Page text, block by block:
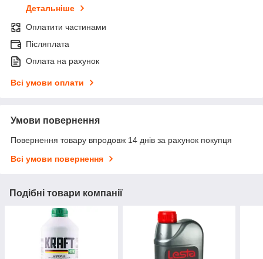
Детальніше
Оплатити частинами
Післяплата
Оплата на рахунок
Всі умови оплати
Умови повернення
Повернення товару впродовж 14 днів за рахунок покупця
Всі умови повернення
Подібні товари компанії